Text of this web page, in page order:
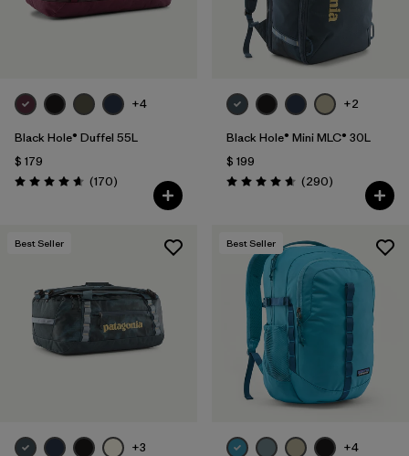
Filtrar por
Materials & Fabric 1
Filtrar por
Product Family
Filtrar por
Volume
Filtrar por
Kids
+4
Black Hole® Duffel 55L
$ 179
Valoración: 4.6 / 5
(170Comentarios
)
+2
Black Hole® Mini MLC® 30L
$ 199
Valoración: 4.7 / 5
(290Comentarios
)
Best Seller
+3
Best Seller
+4